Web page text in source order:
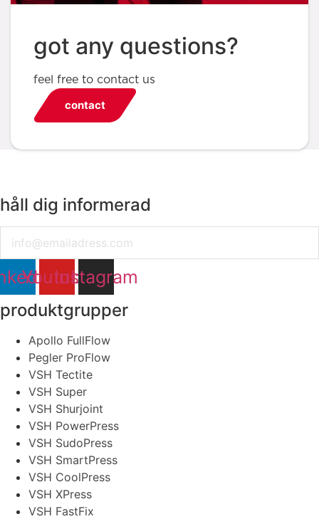
got any questions?
feel free to contact us
contact
håll dig informerad
Youtube
Instagram
produktgrupper
Apollo FullFlow
Pegler ProFlow
VSH Tectite
VSH Super
VSH Shurjoint
VSH PowerPress
VSH SudoPress
VSH SmartPress
VSH CoolPress
VSH XPress
VSH FastFix